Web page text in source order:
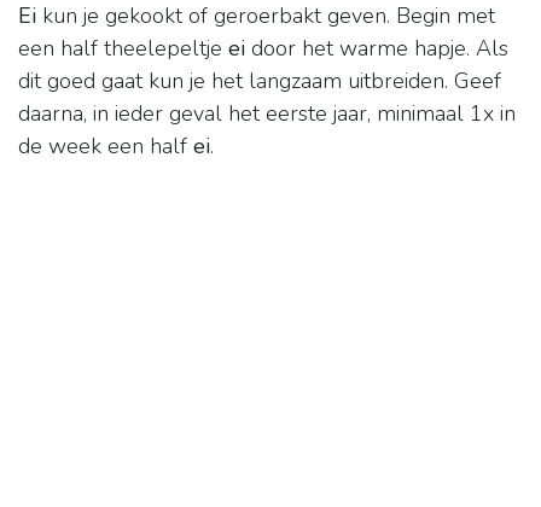
Ei kun je gekookt of geroerbakt geven. Begin met
een half theelepeltje ei door het warme hapje. Als
dit goed gaat kun je het langzaam uitbreiden. Geef
daarna, in ieder geval het eerste jaar, minimaal 1x in
de week een half ei.